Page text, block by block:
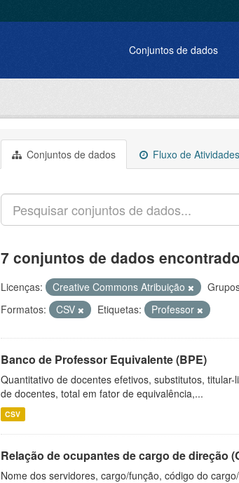
Conjuntos de dados
Conjuntos de dados Fluxo de Atividades
7 conjuntos de dados
Licenças: Creative Commons Atribuição
Formatos:
CSV Etiquetas: Professor
Banco de Professor Equivalente (BPE)
Quantitativo de docentes efetivos, substitutos,
de docentes, total em fator de equivalência,...
CSV
Relação de ocupantes de cargo de direção
Nome dos servidores, cargo/função, código do